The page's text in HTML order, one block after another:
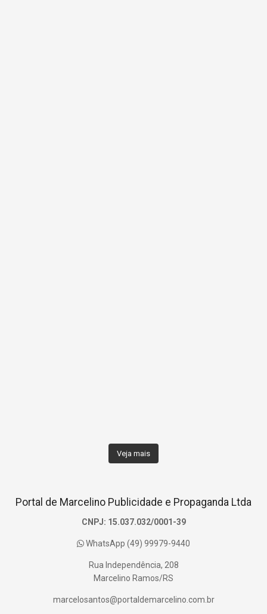
Veja mais
Portal de Marcelino Publicidade e Propaganda Ltda
CNPJ: 15.037.032/0001-39
WhatsApp (49) 99979-9440
Rua Independência, 208
Marcelino Ramos/RS
marcelosantos@portaldemarcelino.com.br